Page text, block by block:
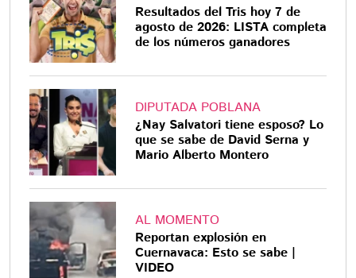
Resultados del Tris hoy 7 de
agosto de 2026: LISTA completa
de los números ganadores
DIPUTADA POBLANA
¿Nay Salvatori tiene esposo? Lo
que se sabe de David Serna y
Mario Alberto Montero
AL MOMENTO
Reportan explosión en
Cuernavaca: Esto se sabe |
VIDEO